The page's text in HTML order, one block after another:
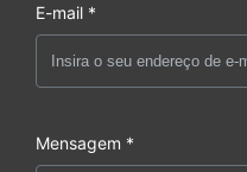
E-mail *
Mensagem *